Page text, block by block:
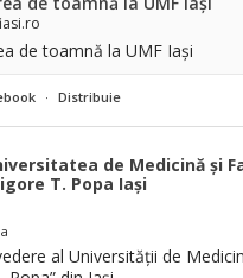
de toamnă la UMF Iași
· Distribuie
de Medicină și
T. Popa Iași
al Universității de